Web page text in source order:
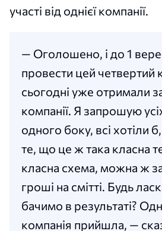
участі від однієї компанії.
— Оголошено, і до 1
провести цей четвертий
сьогодні уже отримали
компанії. Я запрошую
одного боку, всі хотіли
те, що це ж така класна
класна схема, можна ж
гроші на смітті. Будь
бачимо в результаті?
компанія прийшла, —